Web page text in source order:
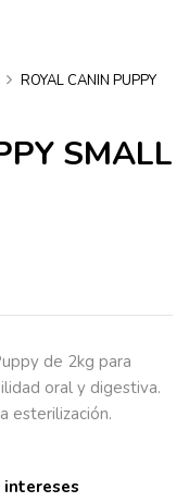
ROYAL CANIN PUPPY
SMALL
de 2kg para
oral y digestiva.
esterilización.